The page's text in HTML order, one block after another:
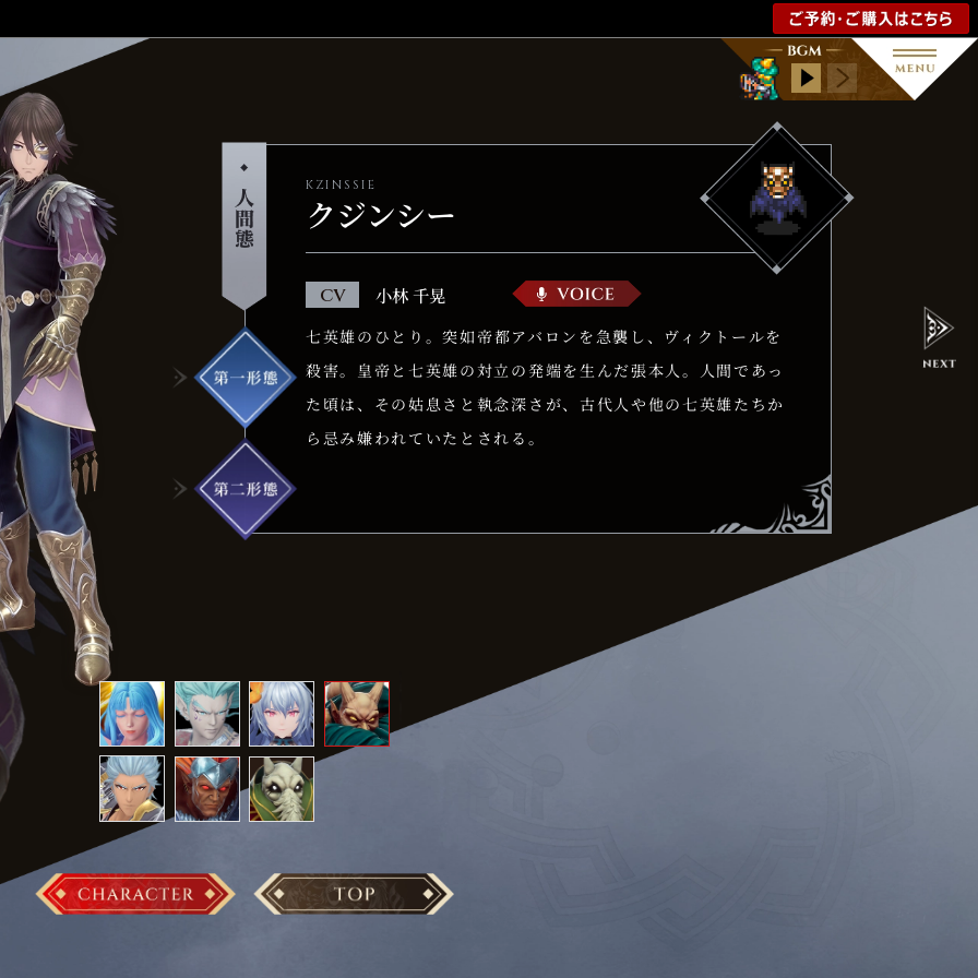
KZINSSIE
クジンシー
小林 千晃
七英雄のひとり。突如帝都アバロンを急襲し、ヴィクトールを
殺害。皇帝と七英雄の対立の発端を生んだ張本人。人間であっ
た頃は、その姑息さと執念深さが、古代人や他の七英雄たちか
ら忌み嫌われていたとされる。